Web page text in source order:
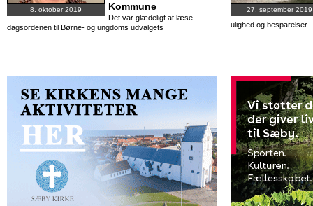
8. oktober 2019
Kommune
Det var glædeligt at læse
dagsordenen til Børne- og ungdoms udvalgets
27. september 2019
ulighed og besparelser.